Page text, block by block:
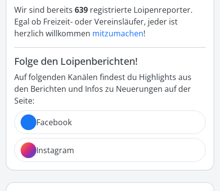
Wir sind bereits 639 registrierte Loipenreporter.
Egal ob Freizeit- oder Vereinsläufer, jeder ist
herzlich willkommen mitzumachen!
Folge den Loipenberichten!
Auf folgenden Kanälen findest du Highlights aus
den Berichten und Infos zu Neuerungen auf der
Seite:
Facebook
Instagram